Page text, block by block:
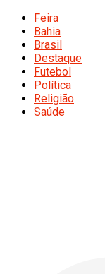
Feira
Bahia
Brasil
Destaque
Futebol
Política
Religião
Saúde